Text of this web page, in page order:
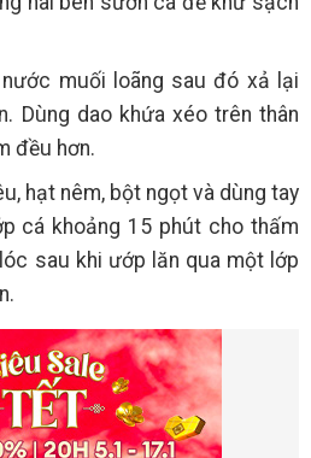
muối loãng sau đó xả lại
Dùng dao khứa xéo trên thân
đều hơn.
hạt nêm, bột ngọt và dùng tay
cá khoảng 15 phút cho thấm
sau khi ướp lăn qua một lớp